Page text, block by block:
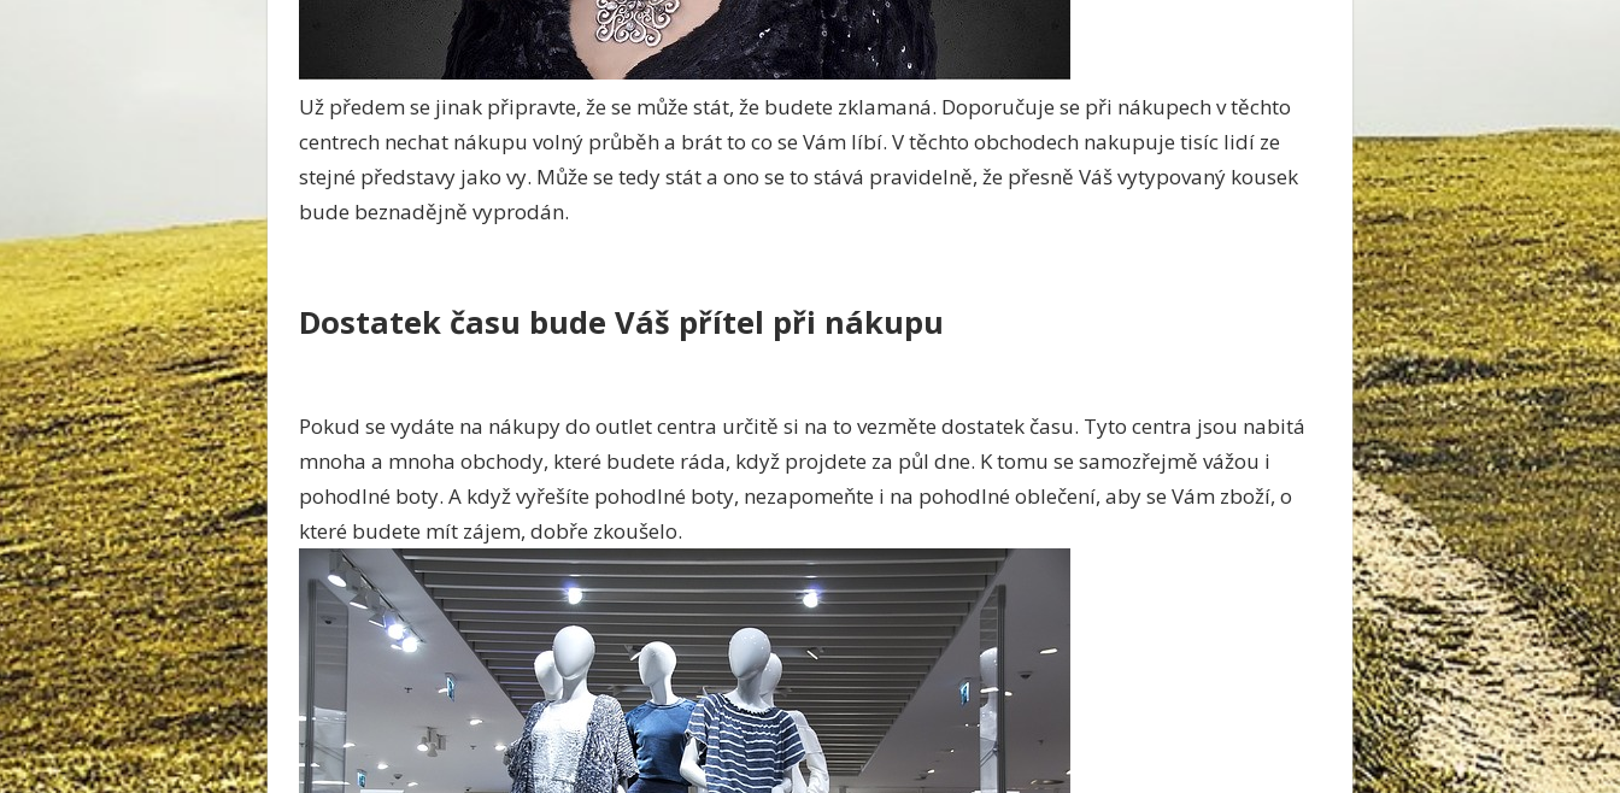
Už předem se jinak připravte, že se může stát, že budete zklamaná. Doporučuje se při nákupech v těchto
centrech nechat nákupu volný průběh a brát to co se Vám líbí. V těchto obchodech nakupuje tisíc lidí ze
stejné představy jako vy. Může se tedy stát a ono se to stává pravidelně, že přesně Váš vytypovaný kousek
bude beznadějně vyprodán.
Dostatek času bude Váš přítel při nákupu
Pokud se vydáte na nákupy do outlet centra určitě si na to vezměte dostatek času. Tyto centra jsou nabitá
mnoha a mnoha obchody, které budete ráda, když projdete za půl dne. K tomu se samozřejmě vážou i
pohodlné boty. A když vyřešíte pohodlné boty, nezapomeňte i na pohodlné oblečení, aby se Vám zboží, o
které budete mít zájem, dobře zkoušelo.